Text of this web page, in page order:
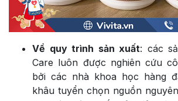
Về quy trình sản xuất: các
Care luôn được nghiên cứu
bởi các nhà khoa học hàng
khâu tuyển chọn nguồn